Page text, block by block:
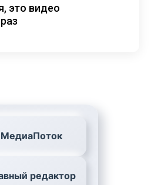
это видео
МедиаПоток
редактор